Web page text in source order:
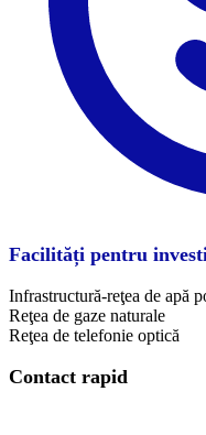
Facilități pentru
Infrastructură-reţea de apă
Reţea de gaze naturale
Reţea de telefonie optică
Contact rapid